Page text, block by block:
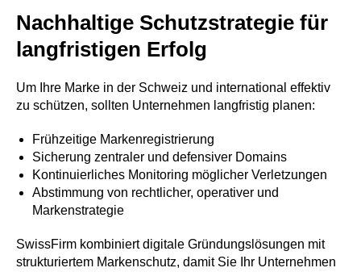
Nachhaltige Schutzstrategie für
langfristigen Erfolg
Um Ihre Marke in der Schweiz und international effektiv
zu schützen, sollten Unternehmen langfristig planen:
Frühzeitige Markenregistrierung
Sicherung zentraler und defensiver Domains
Kontinuierliches Monitoring möglicher Verletzungen
Abstimmung von rechtlicher, operativer und
Markenstrategie
SwissFirm kombiniert digitale Gründungslösungen mit
strukturiertem Markenschutz, damit Sie Ihr Unternehmen